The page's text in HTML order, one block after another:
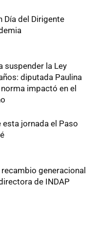
Día del Dirigente
suspender la Ley
diputada Paulina
impactó en el
esta jornada el Paso
generacional
de INDAP